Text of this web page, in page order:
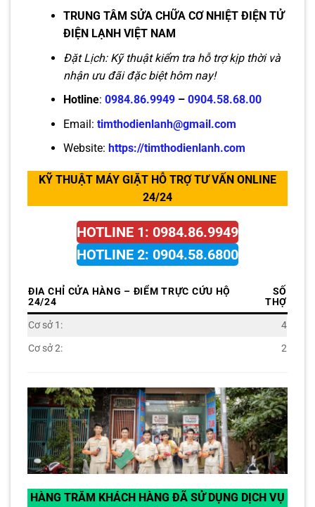
TRUNG TÂM SỬA CHỮA CƠ NHIỆT ĐIỆN TỬ
ĐIỆN LẠNH VIỆT NAM
Đặt Lịch: Kỹ thuật kiểm tra hỗ trợ kịp thời và
nhận ưu đãi đặc biệt hôm nay!
Hotline: 0984.86.9949– 0904.58.68.00
Email: timthodienlanh@gmail.com
Website: https://timthodienlanh.com
KỸ THUẬT MÁY GIẶT HỖ TRỢ TƯ VẤN ONLINE
24/24
HOTLINE 1: 0984.86.9949
HOTLINE 2: 0904.58.6800
ĐIA CHỈ CỬA HÀNG – ĐIỂM TRỰC CỨU HỘ
24/24
SỐ
THỢ
Cơ sở 1:
4
Cơ sở 2:
2
HÀNG TRĂM KHÁCH HÀNG ĐÃ SỬ DỤNG DỊCH VỤ